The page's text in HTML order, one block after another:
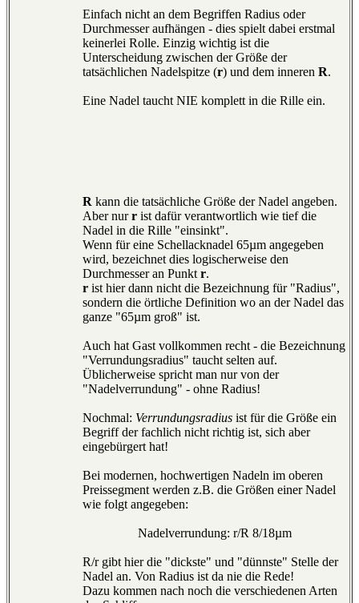
Einfach nicht an dem Begriffen Radius oder
Durchmesser aufhängen - dies spielt dabei erstmal
keinerlei Rolle. Einzig wichtig ist die
Unterscheidung zwischen der Größe der
tatsächlichen Nadelspitze (r) und dem inneren R.
Eine Nadel taucht NIE komplett in die Rille ein.
R kann die tatsächliche Größe der Nadel angeben.
Aber nurr ist dafür verantwortlich wie tief die
Nadel in die Rille "einsinkt".
Wenn für eine Schellacknadel 65µm angegeben
wird, bezeichnet dies logischerweise den
Durchmesser an Punkt r.
r ist hier dann nicht die Bezeichnung für "Radius",
sondern die örtliche Definition wo an der Nadel das
ganze "65µm groß" ist.
Auch hat Gast vollkommen recht - die Bezeichnung
"Verrundungsradius" taucht selten auf.
Üblicherweise spricht man nur von der
"Nadelverrundung" - ohne Radius!
Nochmal: Verrundungsradius ist für die Größe ein
Begriff der fachlich nicht richtig ist, sich aber
eingebürgert hat!
Bei modernen, hochwertigen Nadeln im oberen
Preissegment werden z.B. die Größen einer Nadel
wie folgt angegeben:
Nadelverrundung: r/R 8/18µm
R/r gibt hier die "dickste" und "dünnste" Stelle der
Nadel an. Von Radius ist da nie die Rede!
Dazu kommen nach noch die verschiedenen Arten